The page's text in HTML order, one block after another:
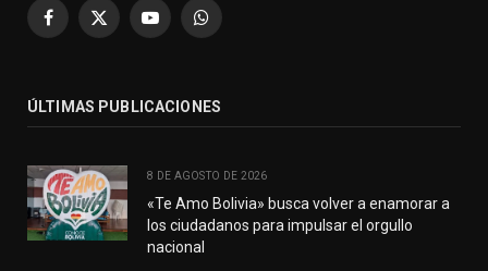
Facebook
X
YouTubeWhatsApp
ÚLTIMAS PUBLICACIONES
8 DE AGOSTO DE 2026
«Te Amo Bolivia» busca volver a enamorar a
los ciudadanos para impulsar el orgullo
nacional